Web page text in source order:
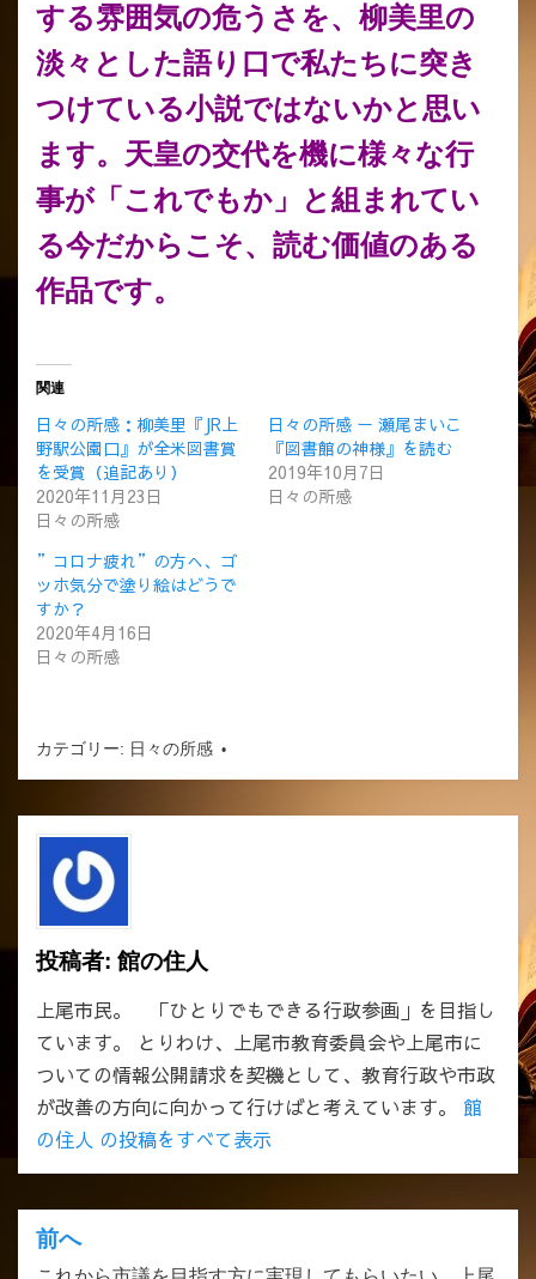
する雰囲気の危うさを、柳美里の
淡々とした語り口で私たちに突き
つけている小説ではないかと思い
ます。天皇の交代を機に様々な行
事が「これでもか」と組まれてい
る今だからこそ、読む価値のある
作品です。
関連
日々の所感：柳美里『JR上
野駅公園口』が全米図書賞
を受賞（追記あり）
2020年11月23日
日々の所感
日々の所感 ー 瀬尾まいこ
『図書館の神様』を読む
2019年10月7日
日々の所感
”コロナ疲れ”の方へ、ゴ
ッホ気分で塗り絵はどうで
すか？
2020年4月16日
日々の所感
カテゴリー: 日々の所感
投稿者: 館の住人
上尾市民。 「ひとりでもできる行政参画」を目指し
ています。 とりわけ、上尾市教育委員会や上尾市に
ついての情報公開請求を契機として、教育行政や市政
が改善の方向に向かって行けばと考えています。 館
の住人 の投稿をすべて表示
投
前へ